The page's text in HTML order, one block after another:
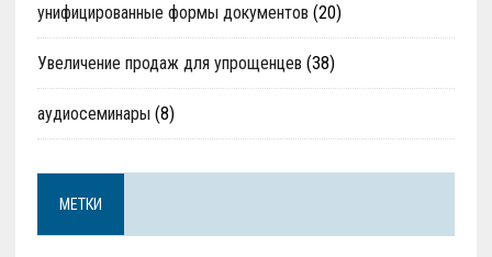
унифицированные формы документов (20)
Увеличение продаж для упрощенцев (38)
аудиосеминары (8)
МЕТКИ